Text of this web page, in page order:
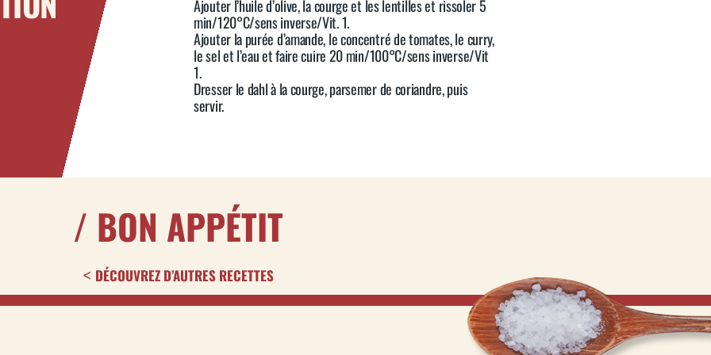
Ajouter l’huile d’olive, la courge et les lentilles et rissoler 5
min/120°C/sens inverse/Vit. 1.
Ajouter la purée d’amande, le concentré de tomates, le curry,
le sel et l’eau et faire cuire 20 min/100°C/sens inverse/Vit
1.
Dresser le dahl à la courge, parsemer de coriandre, puis
servir.
/ BON APPÉTIT
DÉCOUVREZ D’AUTRES RECETTES